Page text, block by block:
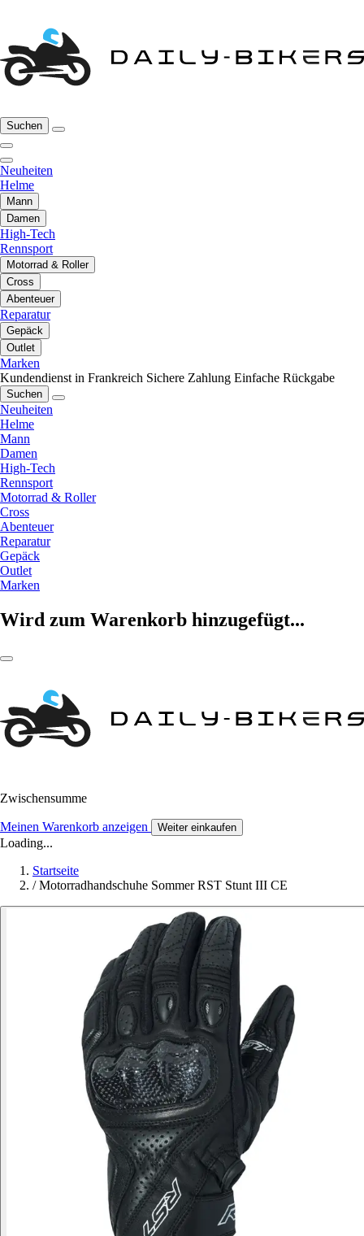
Suchen
Neuheiten
Helme
Mann
Damen
High-Tech
Rennsport
Motorrad & Roller
Cross
Abenteuer
Reparatur
Gepäck
Outlet
Marken
Kundendienst in Frankreich Sichere Zahlung Einfache Rückgabe
Suchen
Neuheiten
Helme
Mann
Damen
High-Tech
Rennsport
Motorrad & Roller
Cross
Abenteuer
Reparatur
Gepäck
Outlet
Marken
Wird zum Warenkorb hinzugefügt...
Zwischensumme
Meinen Warenkorb anzeigen Weiter einkaufen
Loading...
Startseite
/ Motorradhandschuhe Sommer RST Stunt III CE